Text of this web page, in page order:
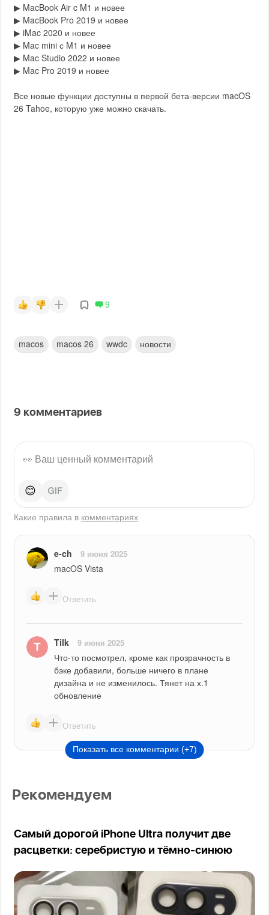
▶︎ MacBook Air c M1 и новее
▶︎ MacBook Pro 2019 и новее
▶︎ iMac 2020 и новее
▶︎ Mac mini с M1 и новее
▶︎ Mac Studio 2022 и новее
▶︎ Mac Pro 2019 и новее
Все новые функции доступны в первой бета-версии macOS
26 Tahoe, которую уже можно скачать.
9
macos macos 26 wwdc новости
9 комментариев
😊
Какие правила в комментариях
e-ch 9 июня 2025
macOS Vista
Ответить
Tilk 9 июня 2025
Что-то посмотрел, кроме как прозрачность в
бэке добавили, больше ничего в плане
дизайна и не изменилось. Тянет на х.1
обновление
Ответить
Показать все комментарии (+7)
Рекомендуем
Самый дорогой iPhone Ultra получит две
расцветки: серебристую и тёмно-синюю